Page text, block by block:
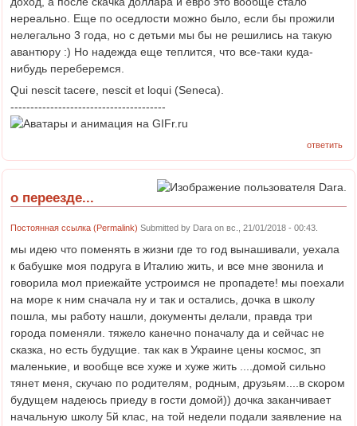
нереально. Еще по оседлости можно было, если бы прожили
нелегально 3 года, но с детьми мы бы не решились на такую
авантюру :) Но надежда еще теплится, что все-таки куда-
нибудь переберемся.
Qui nescit tacere, nescit et loqui (Seneca).
---------------------------------------
ответить
о переезде...
Постоянная ссылка (Permalink) Submitted by Dara on вс., 21/01/2018 - 00:43.
мы идею что поменять в жизни где то год вынашивали, уехала
к бабушке моя подруга в Италию жить, и все мне звонила и
говорила мол приежайте устроимся не пропадете! мы поехали
на море к ним сначала ну и так и остались, дочка в школу
пошла, мы работу нашли, документы делали, правда три
города поменяли. тяжело канечно поначалу да и сейчас не
сказка, но есть будущие. так как в Украине цены космос, зп
маленькие, и вообще все хуже и хуже жить ....домой сильно
тянет меня, скучаю по родителям, родным, друзьям....в скором
будущем надеюсь приеду в гости домой)) дочка заканчивает
начальную школу 5й клас, на той недели подали заявление на